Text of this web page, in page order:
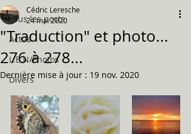
Tous les posts
Actus
L.E.N/Photos
Divers
"Traduction" et photo...
276 à 278...
Cédric Leresche
24 mai 2020
Dernière mise à jour : 19 nov. 2020